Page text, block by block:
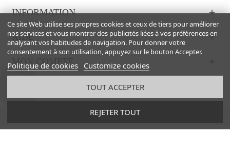
INFORMATION
AIDE
MON COMPTE
Ce site Web utilise ses propres cookies et ceux de tiers pour améliorer
nos services et vous montrer des publicités liées à vos préférences en
analysant vos habitudes de navigation. Pour donner votre
consentement à son utilisation, appuyez sur le bouton Accepter.
Politique de cookies Customize cookies
REJETER TOUT
TOUT ACCEPTER
ARTISANS DU CUIR